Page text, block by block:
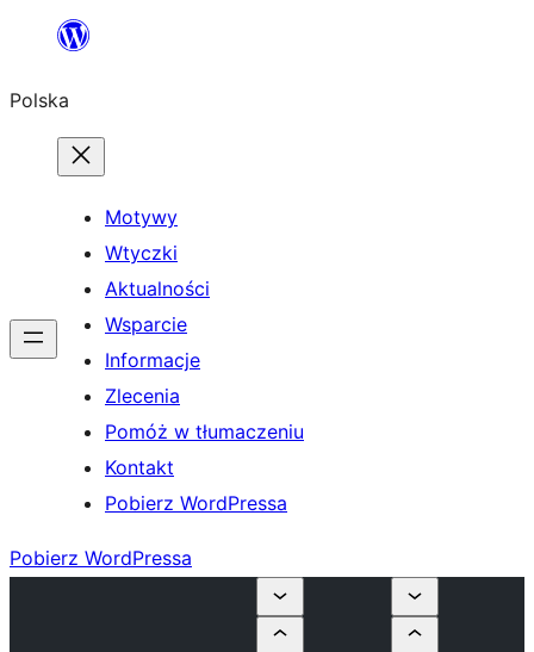
Przejdź
treści
Polska
Motywy
Wtyczki
Aktualności
Wsparcie
Informacje
Zlecenia
Pomóż w tłumaczeniu
Kontakt
Pobierz WordPressa
Pobierz WordPressa